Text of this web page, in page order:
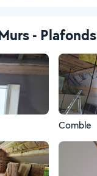
- Plafonds
Comble